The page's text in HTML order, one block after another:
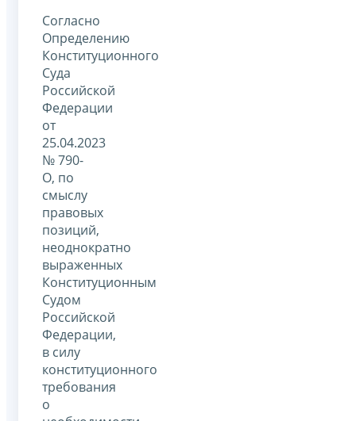
Согласно
Определению
Конституционного
Суда
Российской
Федерации
от
25.04.2023
№ 790-
О, по
смыслу
правовых
позиций,
неоднократно
выраженных
Конституционным
Судом
Российской
Федерации,
в силу
конституционного
требования
о